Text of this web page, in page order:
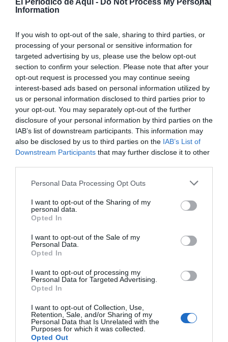
El Periodico de Aqui - Do Not Process My Personal
Information
If you wish to opt-out of the sale, sharing to third parties, or
processing of your personal or sensitive information for
targeted advertising by us, please use the below opt-out
section to confirm your selection. Please note that after your
opt-out request is processed you may continue seeing
interest-based ads based on personal information utilized by
us or personal information disclosed to third parties prior to
your opt-out. You may separately opt-out of the further
disclosure of your personal information by third parties on the
IAB’s list of downstream participants. This information may
also be disclosed by us to third parties on the IAB’s List of
Downstream Participants that may further disclose it to other
Personal Data Processing Opt Outs
I want to opt-out of the Sharing of my
personal data.
Opted In
I want to opt-out of the Sale of my
Personal Data.
Opted In
I want to opt-out of processing my
Personal Data for Targeted Advertising.
Opted In
I want to opt-out of Collection, Use,
Retention, Sale, and/or Sharing of my
Personal Data that Is Unrelated with the
Purposes for which it was collected.
Opted Out
trabajadores secundaron la huelga convocada por la
sus condiciones laborales.